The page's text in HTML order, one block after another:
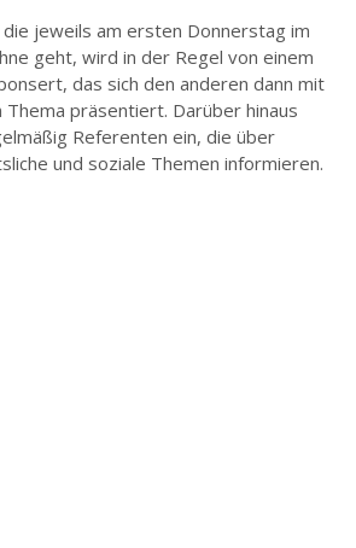
jeweils am ersten Donnerstag im
geht, wird in der Regel von einem
das sich den anderen dann mit
Thema präsentiert. Darüber hinaus
Referenten ein, die über
und soziale Themen informieren.